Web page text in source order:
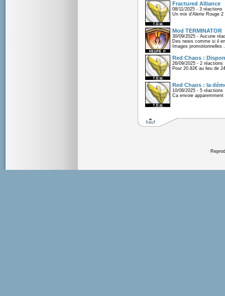
Fractured Alliance
08/11/2025 - 3 réactions
Un mix d'Alerte Rouge
Mod TERMINATOR
30/09/2025 - Aucune
Des news comme si il
Images promotionnelles .
Red Chaos :
26/09/2025 - 2 réactions
Pour 20.82€ au lieu de
Red Chaos : la
10/08/2025 - 5 réactions
Ca envoie apparemment